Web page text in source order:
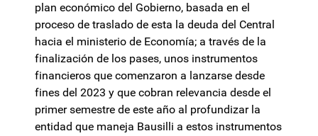
plan económico del Gobierno, basada en el
proceso de traslado de esta la deuda del Central
hacia el ministerio de Economía; a través de la
finalización de los pases, unos instrumentos
financieros que comenzaron a lanzarse desde
fines del 2023 y que cobran relevancia desde el
primer semestre de este año al profundizar la
entidad que maneja Bausilli a estos instrumentos